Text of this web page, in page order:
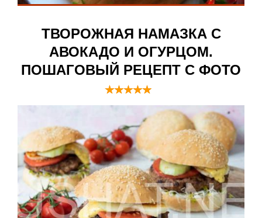
ТВОРОЖНАЯ НАМАЗКА С
АВОКАДО И ОГУРЦОМ.
ПОШАГОВЫЙ РЕЦЕПТ С ФОТО